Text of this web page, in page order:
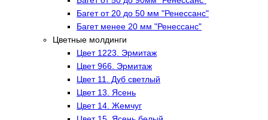
Багет от 20 до 50 мм "Ренессанс"
Багет менее 20 мм "Ренессанс"
Цветные молдинги
Цвет 1223. Эрмитаж
Цвет 966. Эрмитаж
Цвет 11. Дуб светлый
Цвет 13. Ясень
Цвет 14. Жемчуг